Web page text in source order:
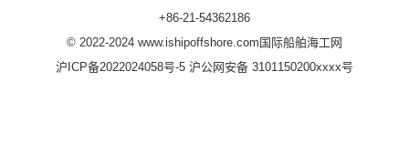
+86-21-54362186
© 2022-2024 www.ishipoffshore.com国际船舶海工网
沪ICP备2022024058号-5 沪公网安备 3101150200xxxx号